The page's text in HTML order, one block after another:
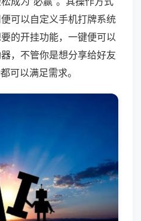
可以自定义手机打牌系统
的开挂功能，一键便可以
，不管你是想分享给好友
可以满足需求。